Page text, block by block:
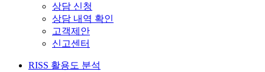
상담 신청
상담 내역 확인
고객제안
신고센터
RISS 활용도 분석